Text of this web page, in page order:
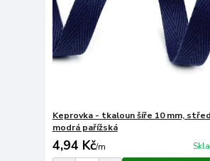
Keprovka - tkaloun šíře 10 mm,
modrá pařížská
4,94 Kč/m